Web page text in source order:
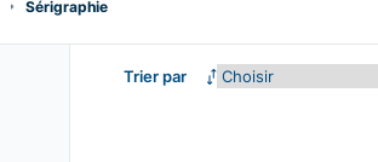
Sérigraphie
Trier par